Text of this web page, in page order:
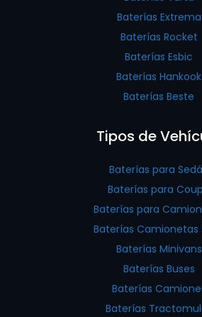
Baterías Extrema
Baterías Rocket
Baterías Esbic
Baterías Hankook
Baterías Beste
Tipos de
Baterías para
Baterías para
Baterías para
Baterías Camionetas
Baterías Minivans
Baterías Buses
Baterías
Baterías